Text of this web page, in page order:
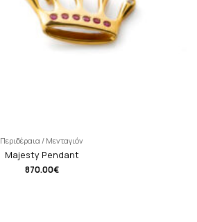
Περιδέραια / Μενταγιόν
Majesty Pendant
870.00€